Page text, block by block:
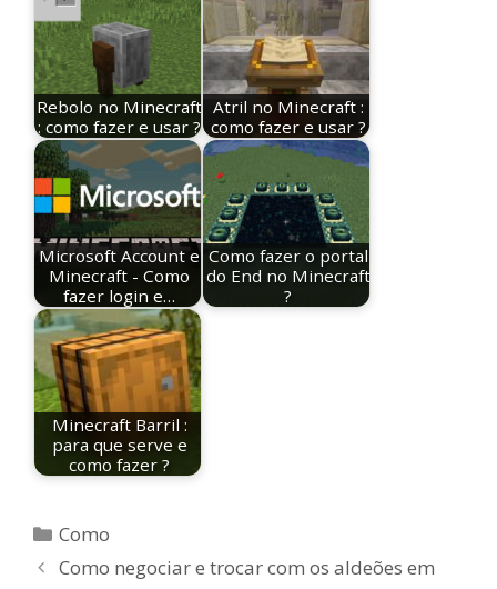
Rebolo no Minecraft
: como fazer e usar ?
Atril no Minecraft :
como fazer e usar ?
Microsoft Account e
Minecraft - Como
fazer login e…
Como fazer o portal
do End no Minecraft
?
Minecraft Barril :
para que serve e
como fazer ?
Categorias
Como
Como negociar e trocar com os aldeões em